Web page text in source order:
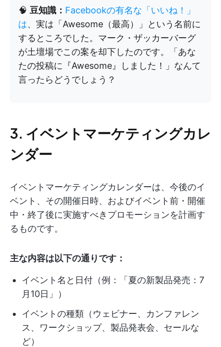
🧠 豆知識： Facebookの有名な「いいね！」
は、実は「Awesome（最高）」という名前に
するところでした。マーク・ザッカーバーグ
が土壇場でこの案を却下したのです。「あな
たの投稿に『Awesome』しました！」なんて
言ったらどうでしょう？
3. イベントマーケティングカレ
ンダー
イベントマーケティングカレンダーは、今後のイ
ベント、その開催日時、およびイベント前・開催
中・終了後に実施すべきプロモーションを計画す
るものです。
主な内容は以下の通りです：
イベント名と日付（例：「夏の新製品発売：7
月10日」）
イベントの種類（ウェビナー、カンファレン
ス、ワークショップ、製品発表会、セールな
ど）